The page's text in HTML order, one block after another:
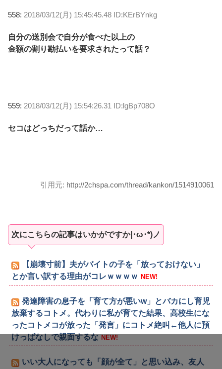
558: 2018/03/12(月) 15:45:45.48 ID:KErBYnkg
自分の送別会で自分が食べた以上の
金額の割り勘払いを要求されたって話？
559: 2018/03/12(月) 15:54:26.31 ID:lgBp708O
セコはどっちだって話か…
引用元: http://2chspa.com/thread/kankon/1514910061
次にこちらの記事はいかがですか|･ω･*)ノ
【崩壊寸前】夫がバイトの子を「放っておけない」
とか言い訳する理由がコレｗｗｗｗ NEW!
発達障害の息子を「育て方が悪いw」とバカにし育児
放棄するコトメ。代わりに私が育てた結果、高校生にな
ったコトメコが放った「発言」にコトメ絶叫←他人に預
けっぱなしで親面するな NEW!
いい大人になっても「顔が全て」と思い込み、友人